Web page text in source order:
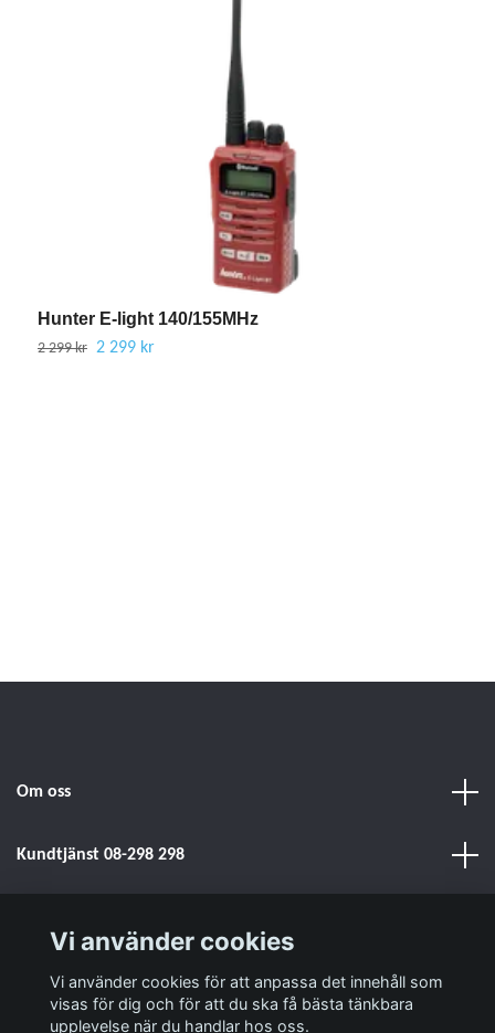
Hunter E-light 140/155MHz
2 299 kr 2 299 kr
Om oss
Kundtjänst 08-298 298
Läs mer
Vi använder cookies
Vi använder cookies för att anpassa det innehåll som
visas för dig och för att du ska få bästa tänkbara
upplevelse när du handlar hos oss.